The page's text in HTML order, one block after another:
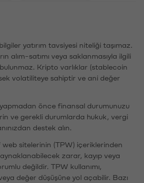
yatırım tavsiyesi niteliği taşımaz.
alım-satımı veya saklanmasıyla ilgili
Kripto varlıklar (stablecoin
volatiliteye sahiptir ve ani değer
önce finansal durumunuzu
ve gerekli durumlarda hukuk, vergi
destek alın.
sitelerinin (TPW) içeriklerinden
zarar, kayıp veya
değildir. TPW kullanımı,
değer düşüşüne yol açabilir. Bazı